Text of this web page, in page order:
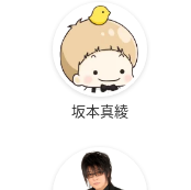
坂本真綾